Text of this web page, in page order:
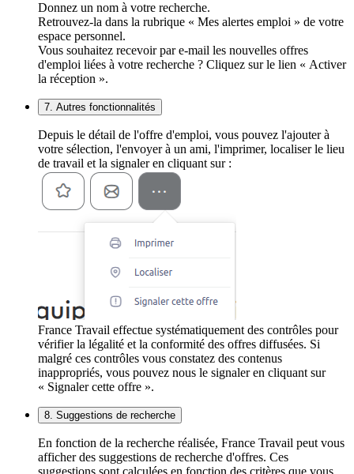
Donnez un nom à votre recherche.
Retrouvez-la dans la rubrique « Mes alertes emploi » de votre
espace personnel.
Vous souhaitez recevoir par e-mail les nouvelles offres
d'emploi liées à votre recherche ? Cliquez sur le lien « Activer
la réception ».
7. Autres fonctionnalités
Depuis le détail de l'offre d'emploi, vous pouvez l'ajouter à
votre sélection, l'envoyer à un ami, l'imprimer, localiser le lieu
de travail et la signaler en cliquant sur :
France Travail effectue systématiquement des contrôles pour
vérifier la légalité et la conformité des offres diffusées. Si
malgré ces contrôles vous constatez des contenus
inappropriés, vous pouvez nous le signaler en cliquant sur
« Signaler cette offre ».
8. Suggestions de recherche
En fonction de la recherche réalisée, France Travail peut vous
afficher des suggestions de recherche d'offres. Ces
suggestions sont calculées en fonction des critères que vous